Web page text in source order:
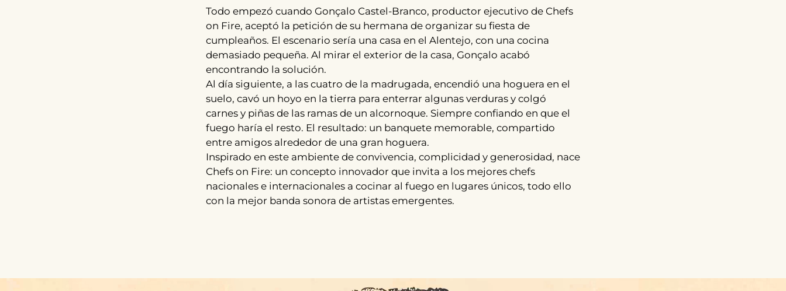
Todo empezó cuando Gonçalo Castel-Branco, productor ejecutivo de Chefs
on Fire, aceptó la petición de su hermana de organizar su fiesta de
cumpleaños. El escenario sería una casa en el Alentejo, con una cocina
demasiado pequeña. Al mirar el exterior de la casa, Gonçalo acabó
encontrando la solución.
Al día siguiente, a las cuatro de la madrugada, encendió una hoguera en el
suelo, cavó un hoyo en la tierra para enterrar algunas verduras y colgó
carnes y piñas de las ramas de un alcornoque. Siempre confiando en que el
fuego haría el resto. El resultado: un banquete memorable, compartido
entre amigos alrededor de una gran hoguera.
Inspirado en este ambiente de convivencia, complicidad y generosidad, nace
Chefs on Fire: un concepto innovador que invita a los mejores chefs
nacionales e internacionales a cocinar al fuego en lugares únicos, todo ello
con la mejor banda sonora de artistas emergentes.